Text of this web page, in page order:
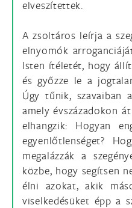
elveszítettek.
A zsoltáros leírja a
elnyomók
Isten ítéletét, hogy
és győzze le a
Úgy tűnik, szavaiban
amely évszázadokon
elhangzik: Hogyan
egyenlőtlenséget?
megalázzák a
közbe, hogy segítsen
élni azokat, akik
viselkedésüket épp a